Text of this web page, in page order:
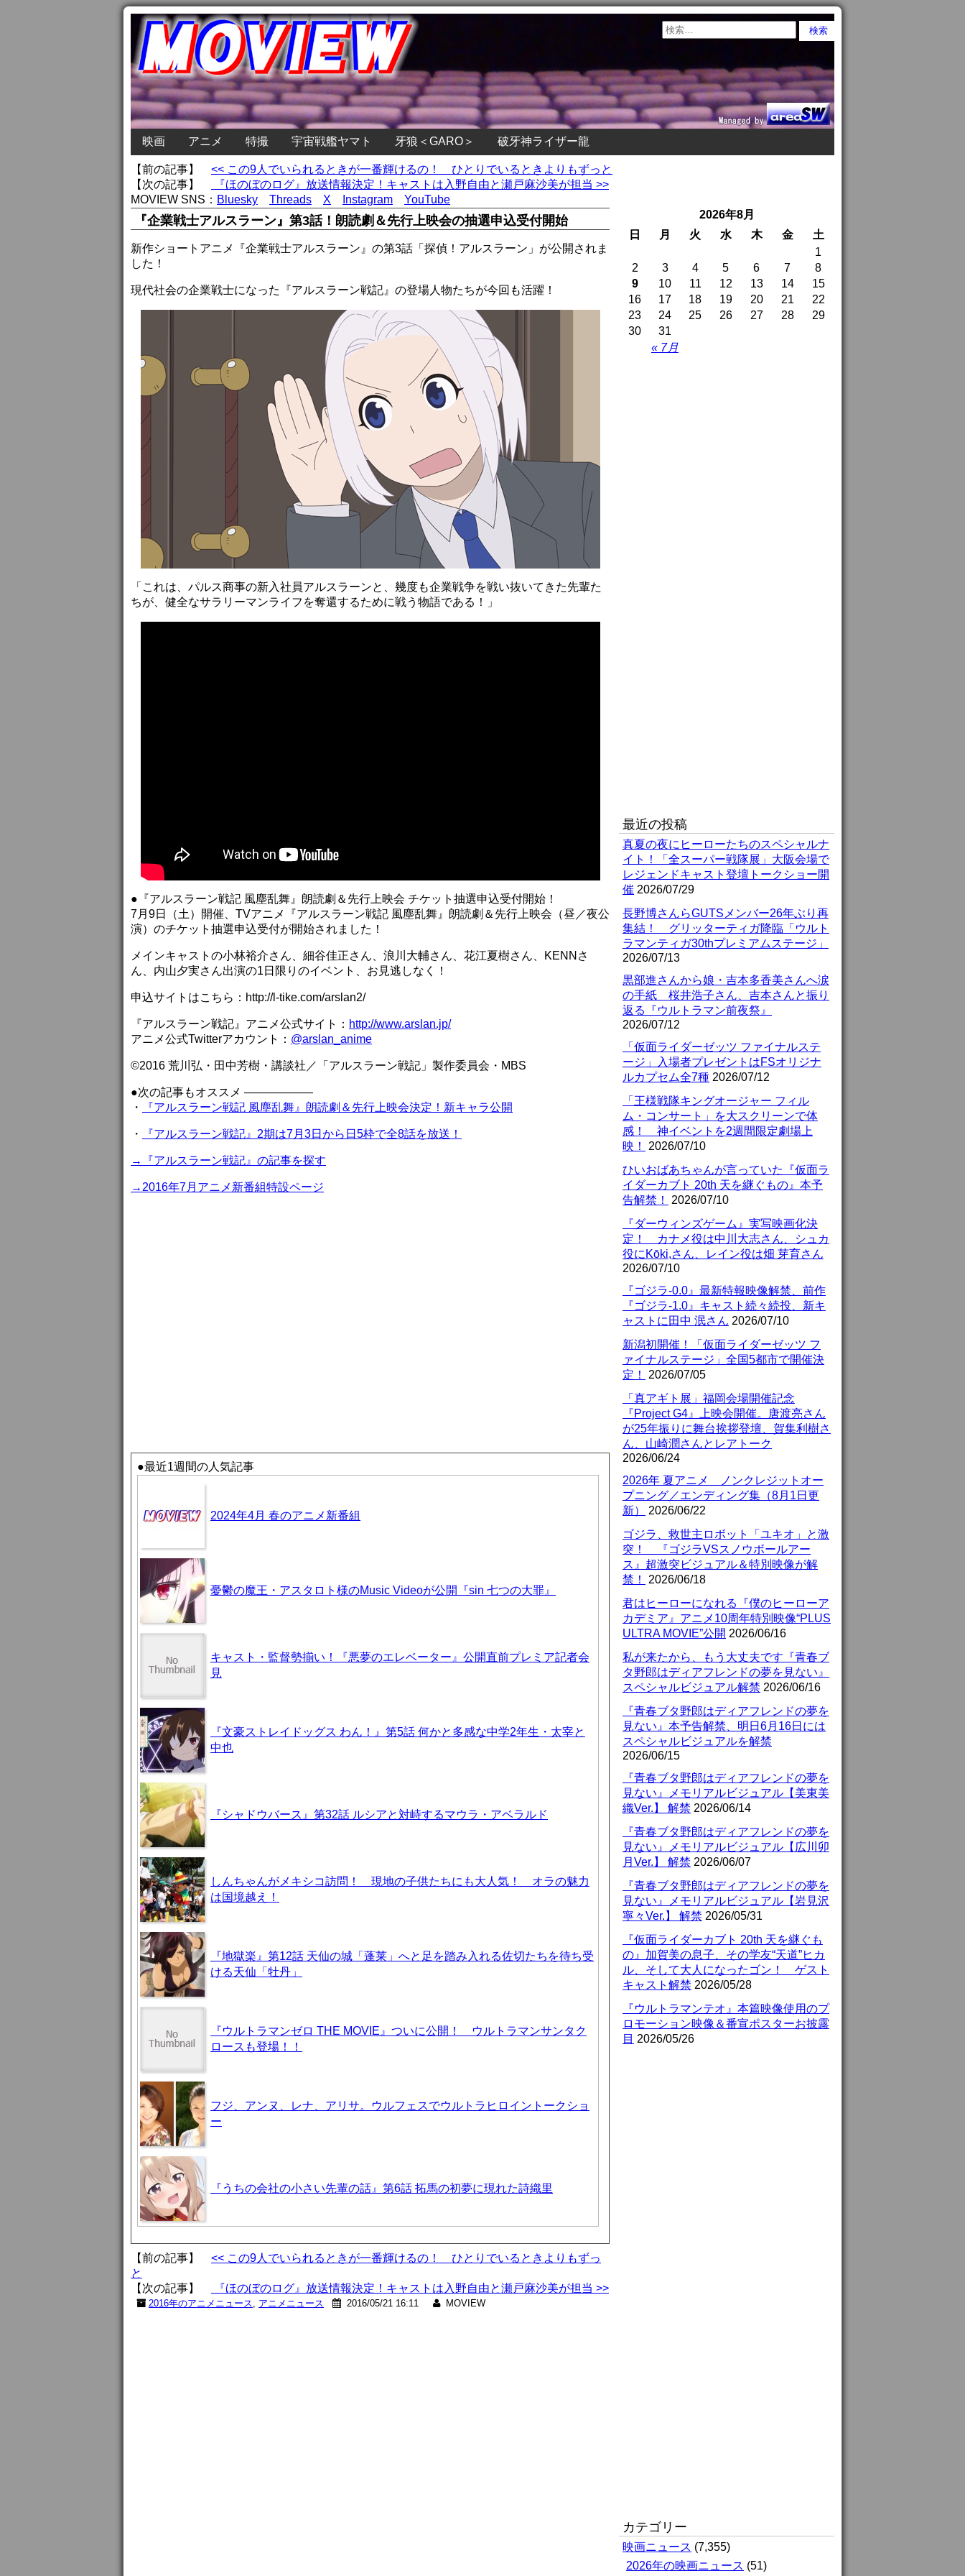
映画 アニメ 特撮 宇宙戦艦ヤマト 牙狼＜GARO＞ 破牙神ライザー龍
【前の記事】 << この9人でいられるときが一番輝けるの！ ひとりでいるときよりもずっと
【次の記事】
『ほのぼのログ』放送情報決定！キャストは入野自由と瀬戸麻沙美が担当 >>
MOVIEW SNS： Bluesky Threads X Instagram YouTube
『企業戦士アルスラーン』第3話！朗読劇＆先行上映会の抽選申込受付開始
新作ショートアニメ『企業戦士アルスラーン』の第3話「探偵！アルスラーン」が公開されま
した！
現代社会の企業戦士になった『アルスラーン戦記』の登場人物たちが今回も活躍！
「これは、パルス商事の新入社員アルスラーンと、幾度も企業戦争を戦い抜いてきた先輩た
ちが、健全なサラリーマンライフを奪還するために戦う物語である！」
●『アルスラーン戦記 風塵乱舞』朗読劇＆先行上映会 チケット抽選申込受付開始！
7月9日（土）開催、TVアニメ『アルスラーン戦記 風塵乱舞』朗読劇＆先行上映会（昼／夜公
演）のチケット抽選申込受付が開始されました！
メインキャストの小林裕介さん、細谷佳正さん、浪川大輔さん、花江夏樹さん、KENNさ
ん、内山夕実さん出演の1日限りのイベント、お見逃しなく！
申込サイトはこちら：http://l-tike.com/arslan2/
『アルスラーン戦記』アニメ公式サイト： http://www.arslan.jp/
アニメ公式Twitterアカウント： @arslan_anime
©2016 荒川弘・田中芳樹・講談社／「アルスラーン戦記」製作委員会・MBS
●次の記事もオススメ ——————
・
『アルスラーン戦記 風塵乱舞』朗読劇＆先行上映会決定！新キャラ公開
・ 『アルスラーン戦記』2期は7月3日から日5枠で全8話を放送！
→『アルスラーン戦記』の記事を探す
→2016年7月アニメ新番組特設ページ
●最近1週間の人気記事
2024年4月 春のアニメ新番組
憂鬱の魔王・アスタロト様のMusic Videoが公開『sin 七つの大罪』
キャスト・監督勢揃い！『悪夢のエレベーター』公開直前プレミア記者会
見
『文豪ストレイドッグス わん！』第5話 何かと多感な中学2年生・太宰と
中也
『シャドウバース』第32話 ルシアと対峙するマウラ・アベラルド
しんちゃんがメキシコ訪問！ 現地の子供たちにも大人気！ オラの魅力
は国境越え！
『地獄楽』第12話 天仙の城「蓬莱」へと足を踏み入れる佐切たちを待ち受
ける天仙「牡丹」
『ウルトラマンゼロ THE MOVIE』ついに公開！ ウルトラマンサンタク
ロースも登場！！
フジ、アンヌ、レナ、アリサ。ウルフェスでウルトラヒロイントークショ
ー
『うちの会社の小さい先輩の話』第6話 拓馬の初夢に現れた詩織里
【前の記事】 << この9人でいられるときが一番輝けるの！ ひとりでいるときよりもずっ
と
【次の記事】
『ほのぼのログ』放送情報決定！キャストは入野自由と瀬戸麻沙美が担当 >>
2016年のアニメニュース, アニメニュース 2016/05/21 16:11 MOVIEW
2026年8月
日
月 火 水 木 金 土
« 7月
1
2
3 4 5 6 7
8
9
10 11 12 13 14
15
16
17 18 19 20 21
22
23
24 25 26 27 28
29
30
31
最近の投稿
真夏の夜にヒーローたちのスペシャルナ
イト！「全スーパー戦隊展」大阪会場で
レジェンドキャスト登壇トークショー開
催 2026/07/29
長野博さんらGUTSメンバー26年ぶり再
集結！ グリッターティガ降臨「ウルト
ラマンティガ30thプレミアムステージ」
2026/07/13
黒部進さんから娘・吉本多香美さんへ涙
の手紙 桜井浩子さん、吉本さんと振り
返る『ウルトラマン前夜祭』
2026/07/12
「仮面ライダーゼッツ ファイナルステ
ージ」入場者プレゼントはFSオリジナ
ルカプセム全7種 2026/07/12
「王様戦隊キングオージャー フィル
ム・コンサート」を大スクリーンで体
感！ 神イベントを2週間限定劇場上
映！
2026/07/10
ひいおばあちゃんが言っていた『仮面ラ
イダーカブト 20th 天を継ぐもの』本予
告解禁！
2026/07/10
『ダーウィンズゲーム』実写映画化決
定！ カナメ役は中川大志さん、シュカ
役にKōki,さん、レイン役は畑 芽育さん
2026/07/10
『ゴジラ-0.0』最新特報映像解禁、前作
『ゴジラ-1.0』キャスト続々続投、新キ
ャストに田中 泯さん 2026/07/10
新潟初開催！「仮面ライダーゼッツ フ
ァイナルステージ」全国5都市で開催決
定！
2026/07/05
「真アギト展」福岡会場開催記念
『Project G4』上映会開催。唐渡亮さん
が25年振りに舞台挨拶登壇、賀集利樹さ
ん、山崎潤さんとレアトーク
2026/06/24
2026年 夏アニメ ノンクレジットオー
プニング／エンディング集（8月1日更
新）
2026/06/22
ゴジラ、救世主ロボット「ユキオ」と激
突！ 『ゴジラVSスノウボールアー
ス』超激突ビジュアル＆特別映像が解
禁！
2026/06/18
君はヒーローになれる『僕のヒーローア
カデミア』アニメ10周年特別映像“PLUS
ULTRA MOVIE”公開 2026/06/16
私が来たから、もう大丈夫です『青春ブ
タ野郎はディアフレンドの夢を見ない』
スペシャルビジュアル解禁 2026/06/16
『青春ブタ野郎はディアフレンドの夢を
見ない』本予告解禁、明日6月16日には
スペシャルビジュアルを解禁
2026/06/15
『青春ブタ野郎はディアフレンドの夢を
見ない』メモリアルビジュアル【美東美
織Ver.】 解禁 2026/06/14
『青春ブタ野郎はディアフレンドの夢を
見ない』メモリアルビジュアル【広川卯
月Ver.】 解禁 2026/06/07
『青春ブタ野郎はディアフレンドの夢を
見ない』メモリアルビジュアル【岩見沢
寧々Ver.】 解禁 2026/05/31
『仮面ライダーカブト 20th 天を継ぐも
の』加賀美の息子、その学友“天道”ヒカ
ル、そして大人になったゴン！ ゲスト
キャスト解禁 2026/05/28
『ウルトラマンテオ』本篇映像使用のプ
ロモーション映像＆番宣ポスターお披露
目 2026/05/26
カテゴリー
映画ニュース (7,355)
2026年の映画ニュース (51)